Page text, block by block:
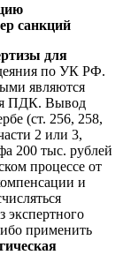
санкций
для
по УК РФ.
являются
ПДК. Вывод
(ст. 256, 258,
2 или 3,
200 тыс. рублей
процессе от
и
экспертного
применить